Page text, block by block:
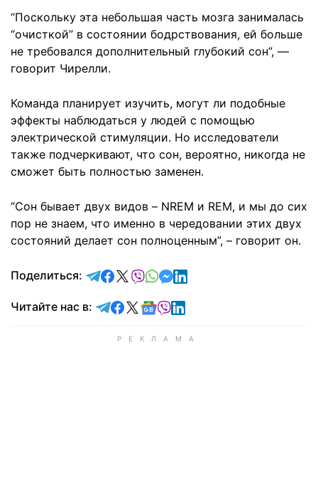
“Поскольку эта небольшая часть мозга занималась
“очисткой” в состоянии бодрствования, ей больше
не требовался дополнительный глубокий сон”, —
говорит Чирелли.
Команда планирует изучить, могут ли подобные
эффекты наблюдаться у людей с помощью
электрической стимуляции. Но исследователи
также подчеркивают, что сон, вероятно, никогда не
сможет быть полностью заменен.
“Сон бывает двух видов – NREM и REM, и мы до сих
пор не знаем, что именно в чередовании этих двух
состояний делает сон полноценным”, – говорит он.
Поделиться: отправить в Telegram
поделиться в Facebook
поделиться в X
отправить в Viber
отправить в Whatsapp
отправить в Messenger
отправить в LinkedIn
Читайте нас в: Читайте в Telegram
Читайте в Facebook
Читайте в X
Читайте в Google news
Читайте в Viber
Читайте в LinkedIn